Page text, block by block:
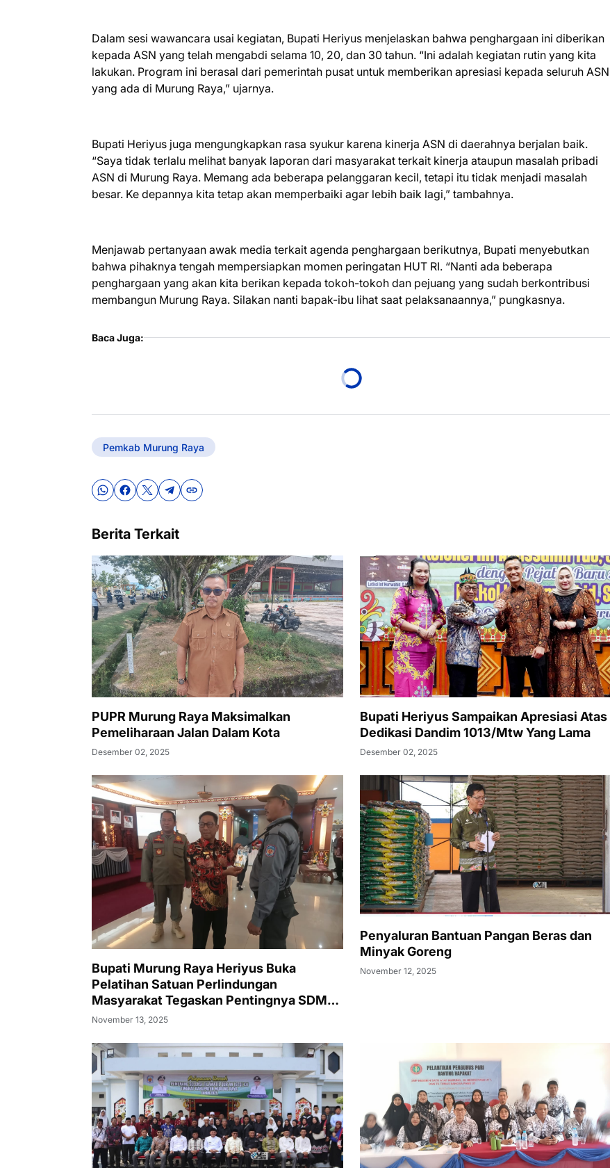
Dalam sesi wawancara usai kegiatan, Bupati Heriyus menjelaskan bahwa penghargaan ini diberikan
kepada ASN yang telah mengabdi selama 10, 20, dan 30 tahun. “Ini adalah kegiatan rutin yang kita
lakukan. Program ini berasal dari pemerintah pusat untuk memberikan apresiasi kepada seluruh ASN
yang ada di Murung Raya,” ujarnya.
Bupati Heriyus juga mengungkapkan rasa syukur karena kinerja ASN di daerahnya berjalan baik.
“Saya tidak terlalu melihat banyak laporan dari masyarakat terkait kinerja ataupun masalah pribadi
ASN di Murung Raya. Memang ada beberapa pelanggaran kecil, tetapi itu tidak menjadi masalah
besar. Ke depannya kita tetap akan memperbaiki agar lebih baik lagi,” tambahnya.
Menjawab pertanyaan awak media terkait agenda penghargaan berikutnya, Bupati menyebutkan
bahwa pihaknya tengah mempersiapkan momen peringatan HUT RI. “Nanti ada beberapa
penghargaan yang akan kita berikan kepada tokoh-tokoh dan pejuang yang sudah berkontribusi
membangun Murung Raya. Silakan nanti bapak-ibu lihat saat pelaksanaannya,” pungkasnya.
Baca Juga:
Pemkab Murung Raya
Berita Terkait
PUPR Murung Raya Maksimalkan
Pemeliharaan Jalan Dalam Kota
Desember 02, 2025
Bupati Heriyus Sampaikan Apresiasi Atas
Dedikasi Dandim 1013/Mtw Yang Lama
Desember 02, 2025
Bupati Murung Raya Heriyus Buka
Pelatihan Satuan Perlindungan
Masyarakat Tegaskan Pentingnya SDM
Tangguh dan Profesional Hadapi
November 13, 2025
Penyaluran Bantuan Pangan Beras dan
Minyak Goreng
November 12, 2025